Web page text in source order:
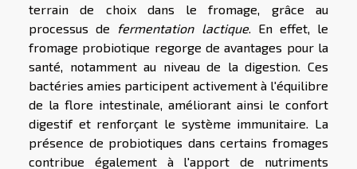
terrain de choix dans le fromage, grâce au
processus de fermentation lactique. En effet, le
fromage probiotique regorge de avantages pour la
santé, notamment au niveau de la digestion. Ces
bactéries amies participent activement à l'équilibre
de la flore intestinale, améliorant ainsi le confort
digestif et renforçant le système immunitaire. La
présence de probiotiques dans certains fromages
contribue également à l'apport de nutriments